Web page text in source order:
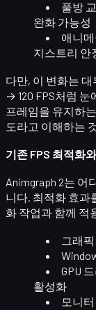
풀방
완화 가능성
애니
지스트리 안
다만, 이 변화는 대
→ 120 FPS처럼
프레임을 유지하
도라고 이해하는
기존 FPS 최적화
Animgraph 2는 어
니다. 최적화 효과
화 작업과 함께 적
그래
GPU
활성화
모니